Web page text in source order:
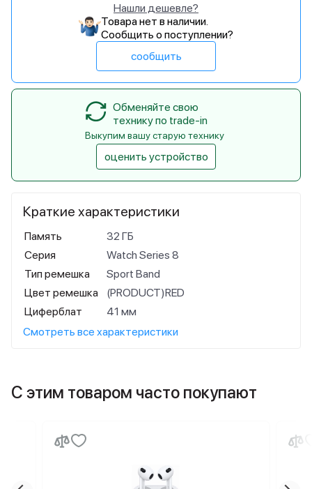
Краткие характеристики
Память
32 ГБ
Серия
Watch Series 8
Тип ремешка
Sport Band
Цвет ремешка
(PRODUCT)RED
Циферблат
41 мм
Смотреть все характеристики
Нашли дешевле?
Товара нет в наличии.
Сообщить о поступлении?
сообщить
Обменяйте свою
технику по trade-in
Выкупим вашу старую технику
оценить устройство
С этим товаром часто покупают